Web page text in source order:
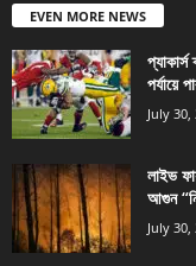
EVEN MORE NEWS
পর্যায়ে
July 30,
লাইভ
আগুন
July 30,